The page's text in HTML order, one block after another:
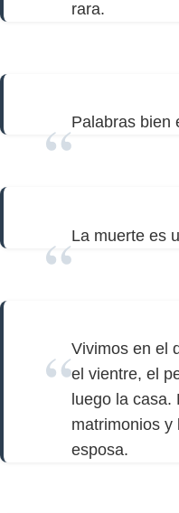
rara.
Palabras bien
La muerte es
Vivimos en el
el vientre, el
luego la
matrimonios y
esposa.